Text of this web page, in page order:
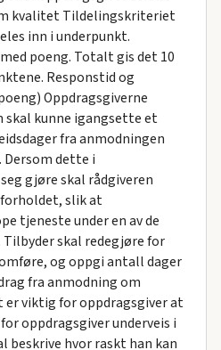
kvalitet Tildelingskriteriet
inn i underpunkt.
poeng. Totalt gis det 10
Responstid og
Oppdragsgiverne
skal kunne igangsette et
fra anmodningen
dette i
gjøre skal rådgiveren
slik at
tjeneste under en av de
skal redegjøre for
og oppgi antall dager
fra anmodning om
viktig for oppdragsgiver at
oppdragsgiver underveis i
beskrive hvor raskt han kan